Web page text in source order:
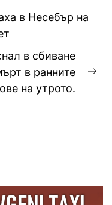
в Несебър на
в сбиване
в ранните
на утрото.